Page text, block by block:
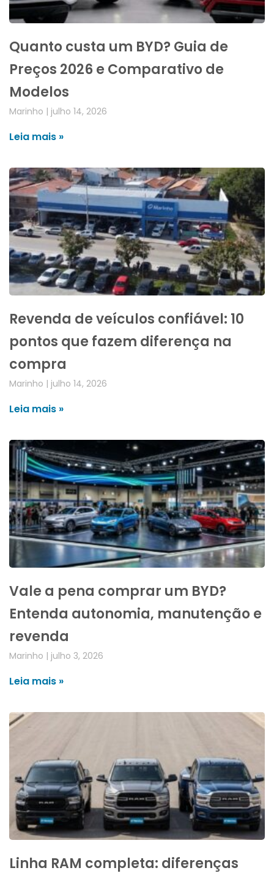
Quanto custa um BYD? Guia de
Preços 2026 e Comparativo de
Modelos
Marinho julho 14, 2026
Leia mais »
Revenda de veículos confiável: 10
pontos que fazem diferença na
compra
Marinho julho 14, 2026
Leia mais »
Vale a pena comprar um BYD?
Entenda autonomia, manutenção e
revenda
Marinho julho 3, 2026
Leia mais »
Linha RAM completa: diferenças